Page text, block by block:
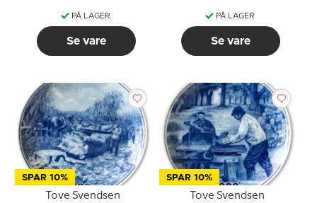
PÅ LAGER
Se vare
PÅ LAGER
Se vare
SPAR 10%
Tove Svendsen
SPAR 10%
Tove Svendsen